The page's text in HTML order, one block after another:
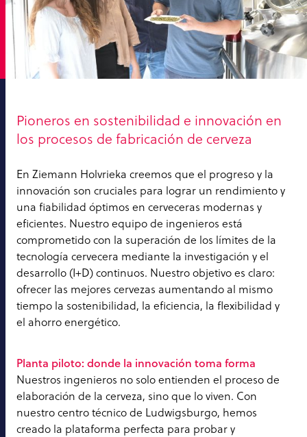
Pioneros en sostenibilidad e innovación en
los procesos de fabricación de cerveza
En Ziemann Holvrieka creemos que el progreso y la
innovación son cruciales para lograr un rendimiento y
una fiabilidad óptimos en cerveceras modernas y
eficientes. Nuestro equipo de ingenieros está
comprometido con la superación de los límites de la
tecnología cervecera mediante la investigación y el
desarrollo (I+D) continuos. Nuestro objetivo es claro:
ofrecer las mejores cervezas aumentando al mismo
tiempo la sostenibilidad, la eficiencia, la flexibilidad y
el ahorro energético.
Planta piloto: donde la innovación toma forma
Nuestros ingenieros no solo entienden el proceso de
elaboración de la cerveza, sino que lo viven. Con
nuestro centro técnico de Ludwigsburgo, hemos
creado la plataforma perfecta para probar y